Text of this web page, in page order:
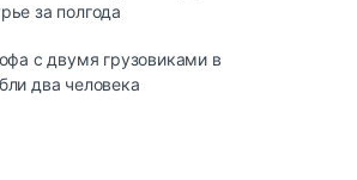
за полгода
с двумя грузовиками в
два человека